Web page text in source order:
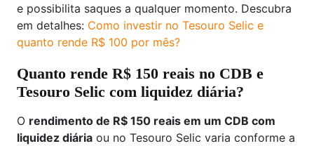
e possibilita saques a qualquer momento. Descubra
em detalhes: Como investir no Tesouro Selic e
quanto rende R$ 100 por mês?
Quanto rende R$ 150 reais no CDB e
Tesouro Selic com liquidez diária?
O rendimento de R$ 150 reais em um CDB com
liquidez diária ou no Tesouro Selic varia conforme a